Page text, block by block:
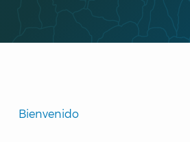
navegación
Translated
Bienvenido